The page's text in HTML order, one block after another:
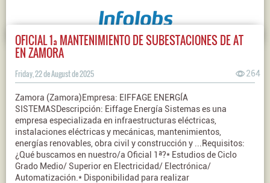
OFICIAL 1ª MANTENIMIENTO DE SUBESTACIONES DE AT
EN ZAMORA
Friday, 22 de August de 2025 264
Zamora (Zamora)Empresa: EIFFAGE ENERGÍA
SISTEMASDescripción: Eiffage Energía Sistemas es una
empresa especializada en infraestructuras eléctricas,
instalaciones eléctricas y mecánicas, mantenimientos,
energías renovables, obra civil y construcción y ...Requisitos:
¿Qué buscamos en nuestro/a Oficial 1ª?* Estudios de Ciclo
Grado Medio/ Superior en Electricidad/ Electrónica/
Automatización.* Disponibilidad para realizar